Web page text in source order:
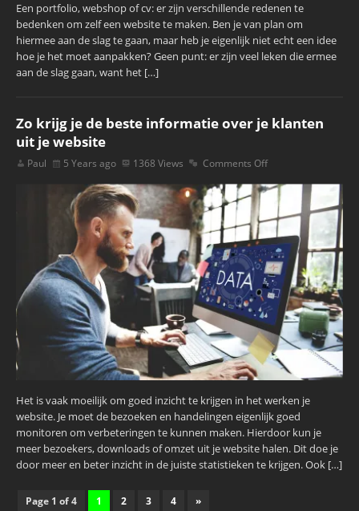
Een portfolio, webshop of cv: er zijn verschillende redenen te
bedenken om zelf een website te maken. Ben je van plan om
hiermee aan de slag te gaan, maar heb je eigenlijk niet echt een idee
hoe je het moet aanpakken? Geen punt: er zijn veel leken die ermee
aan de slag gaan, want het […]
Zo krijg je de beste informatie over je klanten
uit je website
Paul 5 Years ago 1368 Views Comments Off
Het is vaak moeilijk om goed inzicht te krijgen in het werken je
website. Je moet de bezoeken en handelingen eigenlijk goed
monitoren om verbeteringen te kunnen maken. Hierdoor kun je
meer bezoekers, downloads of omzet uit je website halen. Dit doe je
door meer en beter inzicht in de juiste statistieken te krijgen. Ook […]
Page 1 of 4 1 2 3 4 »